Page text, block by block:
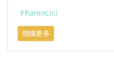
#Karencici
閱讀更多